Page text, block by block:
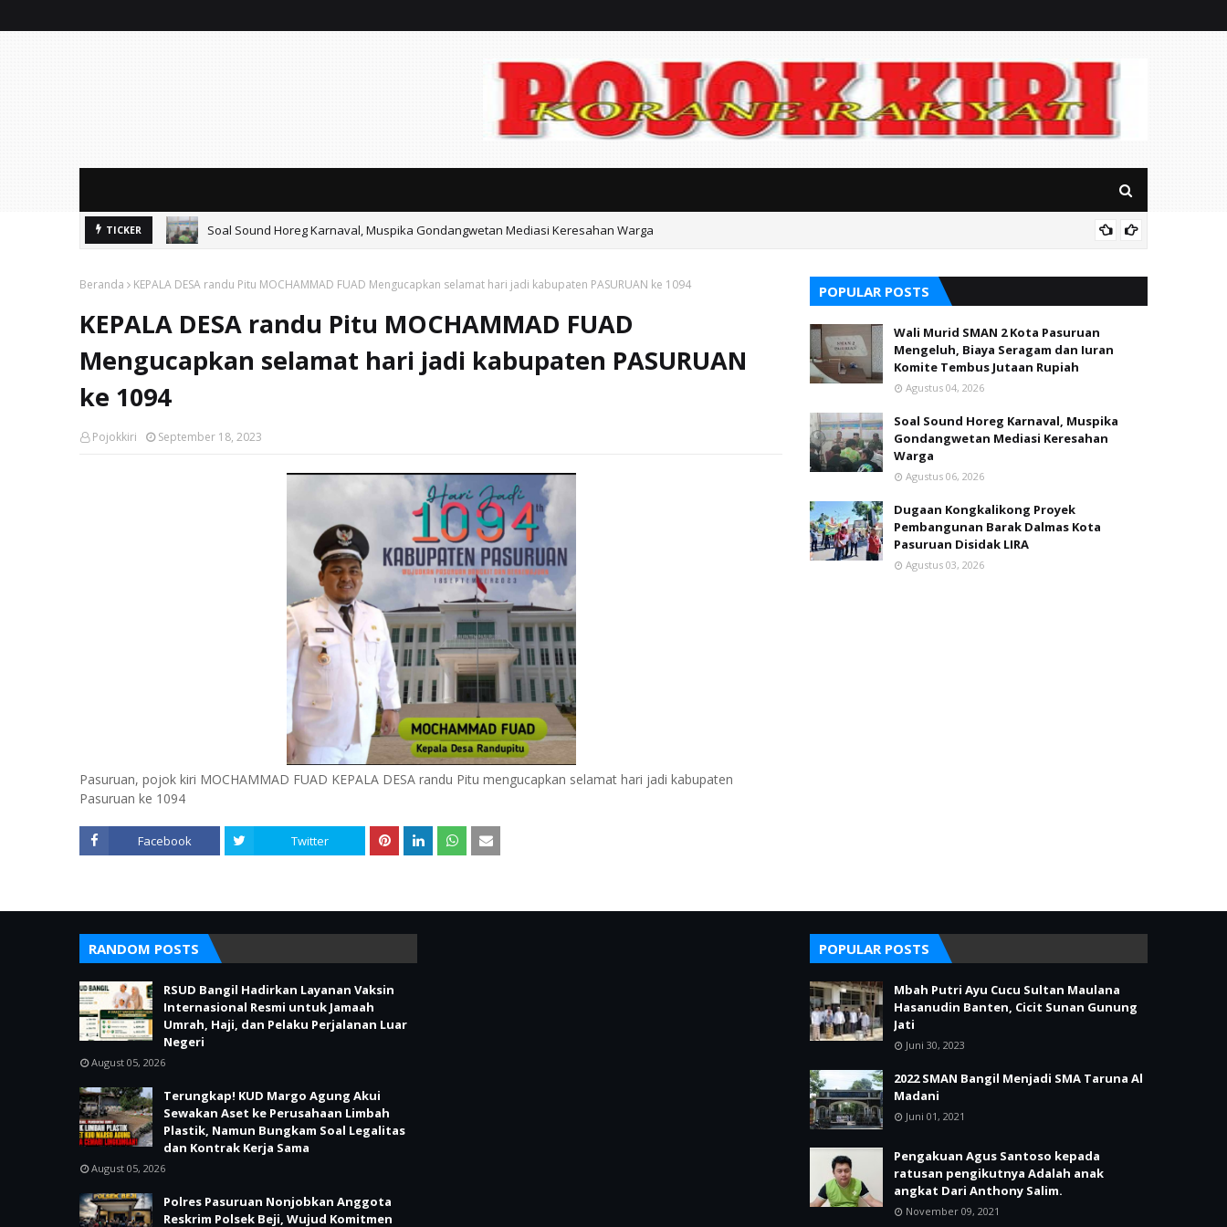
TICKER Soal Sound Horeg Karnaval, Muspika Gondangwetan Mediasi Keresahan Warga
Beranda KEPALA DESA randu Pitu MOCHAMMAD FUAD Mengucapkan selamat hari jadi kabupaten PASURUAN ke 1094
KEPALA DESA randu Pitu MOCHAMMAD FUAD
Mengucapkan selamat hari jadi kabupaten PASURUAN
ke 1094
Pojokkiri September 18, 2023
Pasuruan, pojok kiri MOCHAMMAD FUAD KEPALA DESA randu Pitu mengucapkan selamat hari jadi kabupaten
Pasuruan ke 1094
Facebook Twitter
POPULAR POSTS
Wali Murid SMAN 2 Kota Pasuruan
Mengeluh, Biaya Seragam dan Iuran
Komite Tembus Jutaan Rupiah
Agustus 04, 2026
Soal Sound Horeg Karnaval, Muspika
Gondangwetan Mediasi Keresahan
Warga
Agustus 06, 2026
Dugaan Kongkalikong Proyek
Pembangunan Barak Dalmas Kota
Pasuruan Disidak LIRA
Agustus 03, 2026
RANDOM POSTS
RSUD Bangil Hadirkan Layanan Vaksin
Internasional Resmi untuk Jamaah
Umrah, Haji, dan Pelaku Perjalanan Luar
Negeri
August 05, 2026
Terungkap! KUD Margo Agung Akui
Sewakan Aset ke Perusahaan Limbah
Plastik, Namun Bungkam Soal Legalitas
dan Kontrak Kerja Sama
August 05, 2026
Polres Pasuruan Nonjobkan Anggota
Reskrim Polsek Beji, Wujud Komitmen
POPULAR POSTS
Mbah Putri Ayu Cucu Sultan Maulana
Hasanudin Banten, Cicit Sunan Gunung
Jati
Juni 30, 2023
2022 SMAN Bangil Menjadi SMA Taruna Al
Madani
Juni 01, 2021
Pengakuan Agus Santoso kepada
ratusan pengikutnya Adalah anak
angkat Dari Anthony Salim.
November 09, 2021